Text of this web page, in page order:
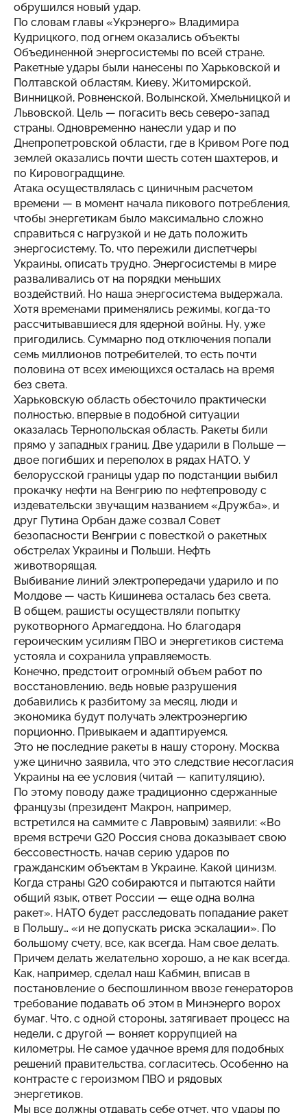
обрушился новый удар.
По словам главы «Укрэнерго» Владимира
Кудрицкого, под огнем оказались объекты
Объединенной энергосистемы по всей стране.
Ракетные удары были нанесены по Харьковской и
Полтавской областям, Киеву, Житомирской,
Винницкой, Ровненской, Волынской, Хмельницкой и
Львовской. Цель — погасить весь северо-запад
страны. Одновременно нанесли удар и по
Днепропетровской области, где в Кривом Роге под
землей оказались почти шесть сотен шахтеров, и
по Кировоградщине.
Атака осуществлялась с циничным расчетом
времени — в момент начала пикового потребления,
чтобы энергетикам было максимально сложно
справиться с нагрузкой и не дать положить
энергосистему. То, что пережили диспетчеры
Украины, описать трудно. Энергосистемы в мире
разваливались от на порядки меньших
воздействий. Но наша энергосистема выдержала.
Хотя временами применялись режимы, когда-то
рассчитывавшиеся для ядерной войны. Ну, уже
пригодились. Суммарно под отключения попали
семь миллионов потребителей, то есть почти
половина от всех имеющихся осталась на время
без света.
Харьковскую область обесточило практически
полностью, впервые в подобной ситуации
оказалась Тернопольская область. Ракеты били
прямо у западных границ. Две ударили в Польше —
двое погибших и переполох в рядах НАТО. У
белорусской границы удар по подстанции выбил
прокачку нефти на Венгрию по нефтепроводу с
издевательски звучащим названием «Дружба», и
друг Путина Орбан даже созвал Совет
безопасности Венгрии с повесткой о ракетных
обстрелах Украины и Польши. Нефть
животворящая.
Выбивание линий электропередачи ударило и по
Молдове — часть Кишинева осталась без света.
В общем, рашисты осуществляли попытку
рукотворного Армагеддона. Но благодаря
героическим усилиям ПВО и энергетиков система
устояла и сохранила управляемость.
Конечно, предстоит огромный объем работ по
восстановлению, ведь новые разрушения
добавились к разбитому за месяц, люди и
экономика будут получать электроэнергию
порционно. Привыкаем и адаптируемся.
Это не последние ракеты в нашу сторону. Москва
уже цинично заявила, что это следствие несогласия
Украины на ее условия (читай — капитуляцию).
По этому поводу даже традиционно сдержанные
французы (президент Макрон, например,
встретился на саммите с Лавровым) заявили: «Во
время встречи G20 Россия снова доказывает свою
бессовестность, начав серию ударов по
гражданским объектам в Украине. Какой цинизм.
Когда страны G20 собираются и пытаются найти
общий язык, ответ России — еще одна волна
ракет». НАТО будет расследовать попадание ракет
в Польшу… «и не допускать риска эскалации». По
большому счету, все, как всегда. Нам свое делать.
Причем делать желательно хорошо, а не как всегда.
Как, например, сделал наш Кабмин, вписав в
постановление о беспошлинном ввозе генераторов
требование подавать об этом в Минэнерго ворох
бумаг. Что, с одной стороны, затягивает процесс на
недели, с другой — воняет коррупцией на
километры. Не самое удачное время для подобных
решений правительства, согласитесь. Особенно на
контрасте с героизмом ПВО и рядовых
энергетиков.
Мы все должны отдавать себе отчет, что удары по